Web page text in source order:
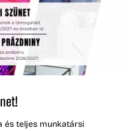
és teljes munkatársi